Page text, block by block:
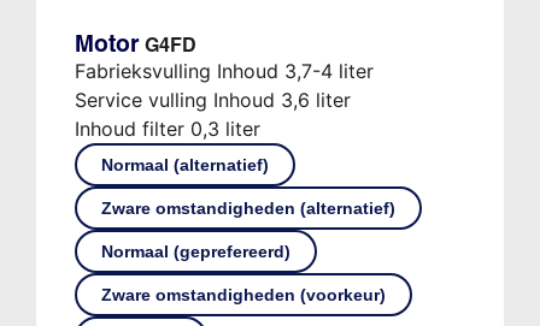
Motor G4FD
Fabrieksvulling Inhoud 3,7-4 liter
Service vulling Inhoud 3,6 liter
Inhoud filter 0,3 liter
Normaal (alternatief)
Zware omstandigheden (alternatief)
Normaal (geprefereerd)
Zware omstandigheden (voorkeur)